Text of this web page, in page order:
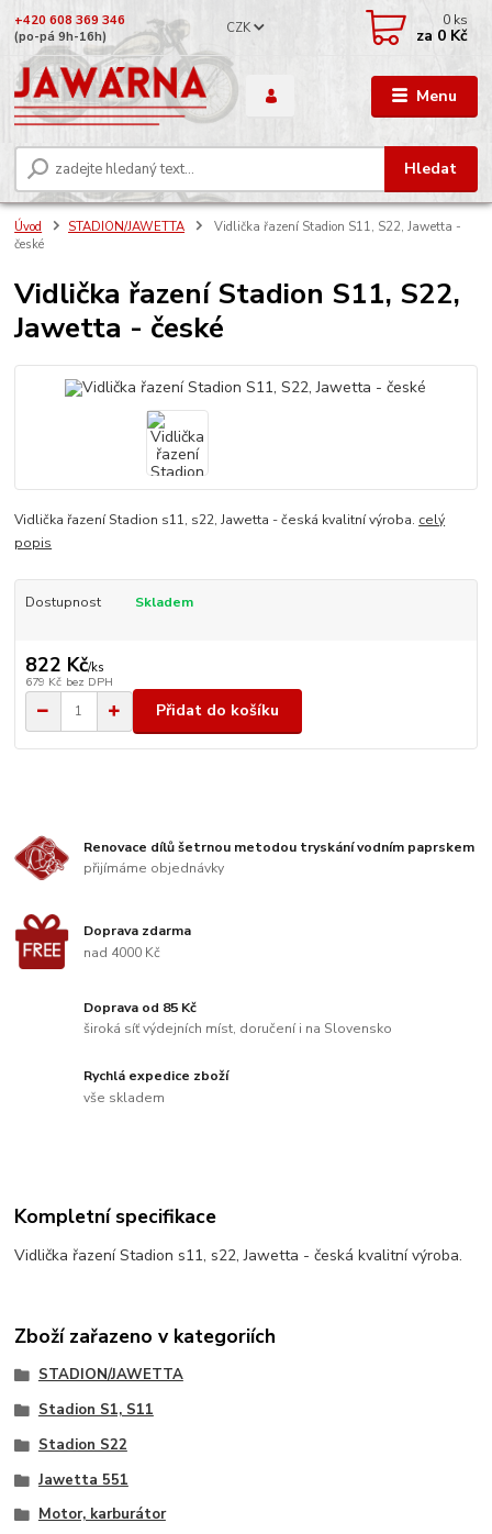
Menu
CZK
Hledat
+420 608 369 346
(po-pá 9h-16h)
0 ks
za 0 Kč
Úvod STADION/JAWETTA
Vidlička řazení Stadion S11, S22, Jawetta -
české
Vidlička řazení Stadion S11, S22,
Jawetta - české
Vidlička řazení Stadion s11, s22, Jawetta - česká kvalitní výroba. celý
popis
Dostupnost Skladem
822 Kč/ks
679 Kč bez DPH
Přidat do košíku
Renovace dílů šetrnou metodou tryskání vodním paprskem
přijímáme objednávky
Doprava zdarma
nad 4000 Kč
Doprava od 85 Kč
široká síť výdejních míst, doručení i na Slovensko
Rychlá expedice zboží
vše skladem
Kompletní specifikace
Vidlička řazení Stadion s11, s22, Jawetta - česká kvalitní výroba.
Zboží zařazeno v kategoriích
STADION/JAWETTA
Stadion S1, S11
Stadion S22
Jawetta 551
Motor, karburátor